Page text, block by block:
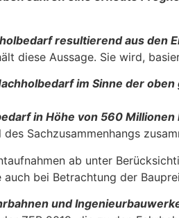
resultierend aus den
diese Aussage. Sie wird,
im Sinne der
in Höhe von 560
Sachzusammenhangs
ab unter
bei Betrachtung der
und